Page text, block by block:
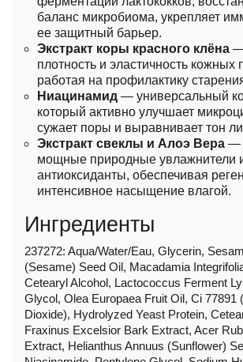
баланс микробиома, укрепляет
ее защитный барьер.
Экстракт коры красного клёна —
плотность и эластичность кожных
работая на профилактику
Ниацинамид — универсальный
который активно улучшает
сужает поры и выравнивает тон
Экстракт свеклы и Алоэ Вера —
мощные природные увлажнители
антиоксиданты, обеспечивая
интенсивное насыщение влагой.
Ингредиенты
237272: Aqua/Water/Eau, Glycerin,
(Sesame) Seed Oil, Macadamia
Cetearyl Alcohol, Lactococcus Ferment
Glycol, Olea Europaea Fruit Oil, Ci 77891
Dioxide), Hydrolyzed Yeast Protein,
Fraxinus Excelsior Bark Extract, Acer
Extract, Helianthus Annuus (Sunflower)